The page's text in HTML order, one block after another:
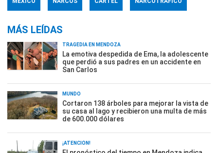
MÁS LEÍDAS
TRAGEDIA EN MENDOZA
La emotiva despedida de Ema, la adolescente
que perdió a sus padres en un accidente en
San Carlos
MUNDO
Cortaron 138 árboles para mejorar la vista de
su casa al lago y recibieron una multa de más
de 600.000 dólares
¡ATENCIÓN!